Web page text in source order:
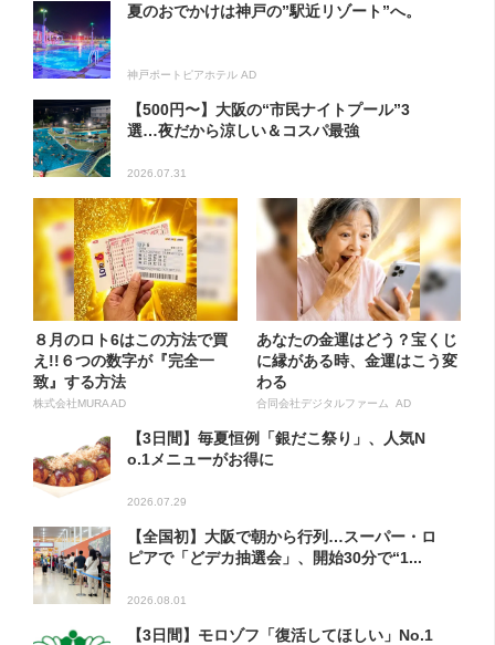
夏のおでかけは神戸の”駅近リゾート”へ。
神戸ポートピアホテル AD
【500円〜】大阪の“市民ナイトプール”3
選…夜だから涼しい＆コスパ最強
2026.07.31
８月のロト6はこの方法で買
え!!６つの数字が『完全一
致』する方法
株式会社MURA AD
あなたの金運はどう？宝くじ
に縁がある時、金運はこう変
わる
合同会社デジタルファーム AD
【3日間】毎夏恒例「銀だこ祭り」、人気N
o.1メニューがお得に
2026.07.29
【全国初】大阪で朝から行列…スーパー・ロ
ピアで「どデカ抽選会」、開始30分で“1...
2026.08.01
【3日間】モロゾフ「復活してほしい」No.1